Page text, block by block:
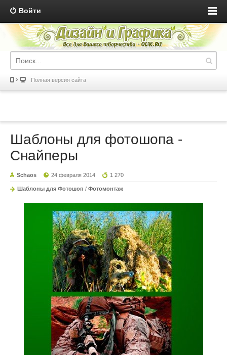
Войти
Полная версия сайта
Шаблоны для фотошопа -
Снайперы
Schaos 24 февраля 2014 1 270
Шаблоны для Фотошоп / Фотомонтаж